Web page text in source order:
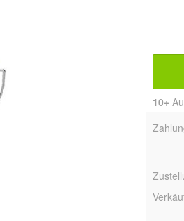
10+